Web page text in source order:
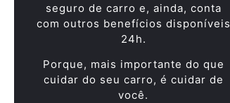
seguro de carro e, ainda, conta
com outros benefícios disponíveis
24h.
Porque, mais importante do que
cuidar do seu carro, é cuidar de
você.